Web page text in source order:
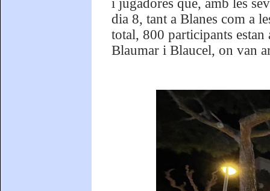
i jugadores que, amb les
dia 8, tant a Blanes com a
total, 800 participants estan
Blaumar i Blaucel, on van